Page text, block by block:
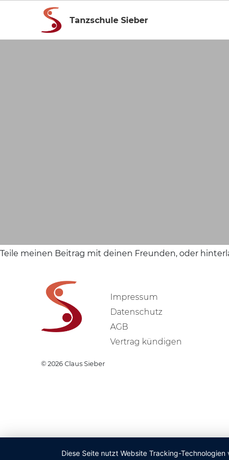
Tanzschule Sieber
Teile meinen Beitrag mit deinen Freunden, oder
Impressum
Datenschutz
AGB
Vertrag kündigen
© 2026 Claus Sieber
Diese Seite nutzt Website Tracking-